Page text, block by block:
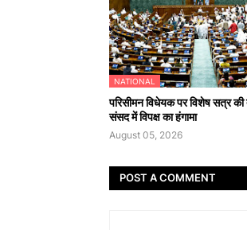
NATIONAL
परिसीमन विधेयक पर विशेष सत्र की
संसद में विपक्ष का हंगामा
August 05, 2026
POST A COMMENT